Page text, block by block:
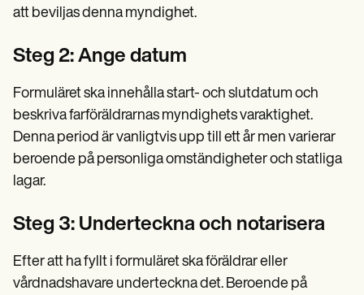
att beviljas denna myndighet.
Steg 2: Ange datum
Formuläret ska innehålla start- och slutdatum och
beskriva farföräldrarnas myndighets varaktighet.
Denna period är vanligtvis upp till ett år men varierar
beroende på personliga omständigheter och statliga
lagar.
Steg 3: Underteckna och notarisera
Efter att ha fyllt i formuläret ska föräldrar eller
vårdnadshavare underteckna det. Beroende på